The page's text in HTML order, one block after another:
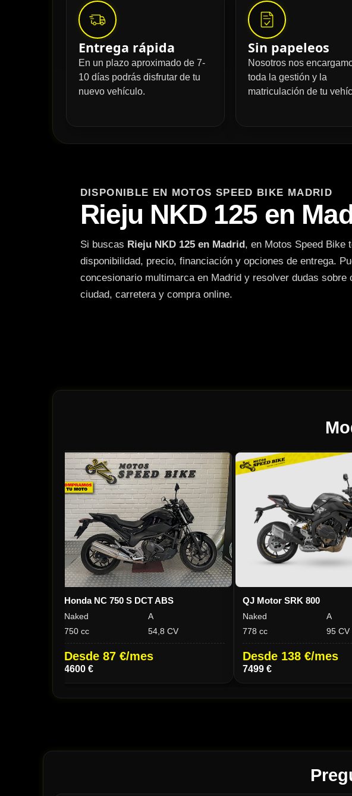
Entrega rápida
En un plazo aproximado de 7-
10 días podrás disfrutar de tu
nuevo vehículo.
Sin papeleos
Nosotros nos
toda la gestión y la
matriculación de tu
DISPONIBLE EN MOTOS SPEED BIKE MADRID
Rieju NKD 125 en
Si buscas Rieju NKD 125 en Madrid, en Motos Speed Bike
disponibilidad, precio, financiación y opciones de entrega.
concesionario multimarca en Madrid y resolver dudas sobre
ciudad, carretera y compra online.
Honda NC 750 S DCT ABS
Naked
A
750 cc
54,8 CV
Desde 87 €/mes
4600 €
QJ Motor SRK 800
Naked
A
778 cc
95 CV
Desde 138 €/mes
7499 €